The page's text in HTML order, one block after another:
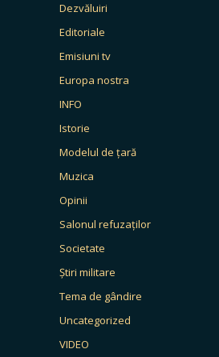
Dezvăluiri
Editoriale
Emisiuni tv
Europa nostra
INFO
Istorie
Modelul de țară
Muzica
Opinii
Salonul refuzaților
Societate
Știri militare
Tema de gândire
Uncategorized
VIDEO